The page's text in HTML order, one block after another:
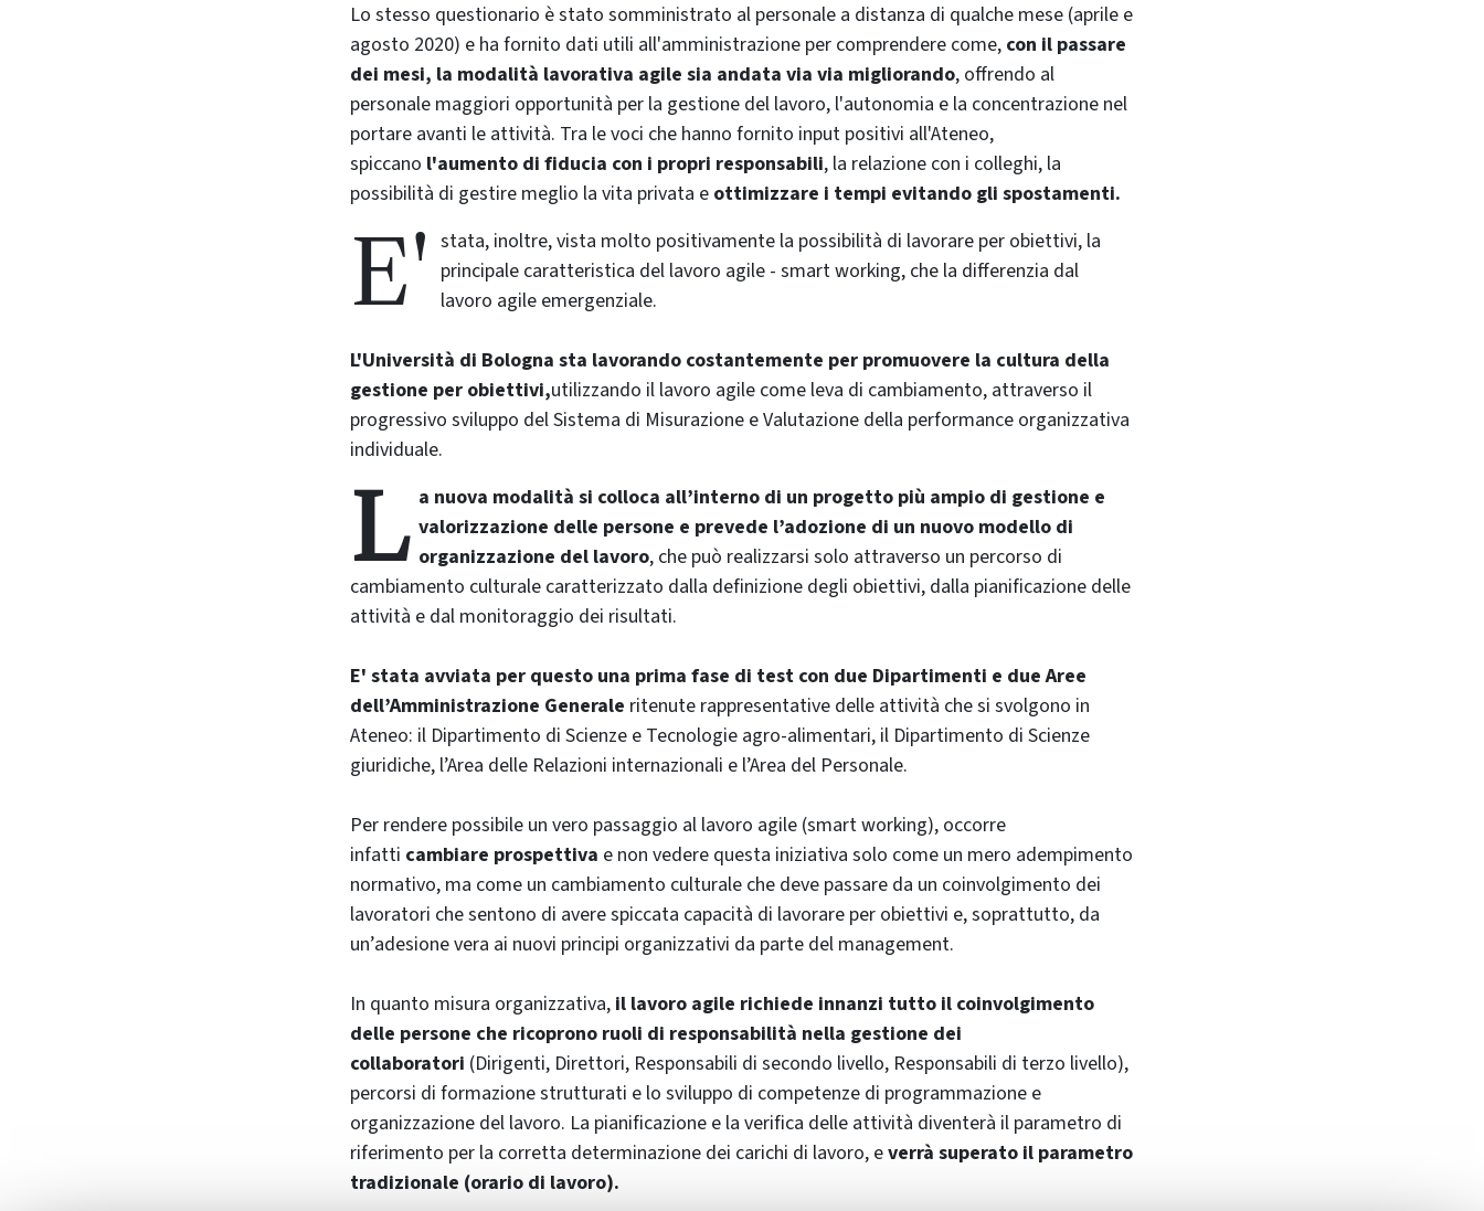
Lo stesso questionario è stato somministrato al personale a distanza di qualche mese (aprile e
agosto 2020) e ha fornito dati utili all'amministrazione per comprendere come, con il passare
dei mesi, la modalità lavorativa agile sia andata via via migliorando, offrendo al
personale maggiori opportunità per la gestione del lavoro, l'autonomia e la concentrazione nel
portare avanti le attività. Tra le voci che hanno fornito input positivi all'Ateneo,
spiccano l'aumento di fiducia con i propri responsabili, la relazione con i colleghi, la
possibilità di gestire meglio la vita privata e ottimizzare i tempi evitando gli spostamenti.
E' stata, inoltre, vista molto positivamente la possibilità di lavorare per obiettivi, la
principale caratteristica del lavoro agile - smart working, che la differenzia dal
lavoro agile emergenziale.
L'Università di Bologna sta lavorando costantemente per promuovere la cultura della
gestione per obiettivi,utilizzando il lavoro agile come leva di cambiamento, attraverso il
progressivo sviluppo del Sistema di Misurazione e Valutazione della performance organizzativa
individuale.
L a nuova modalità si colloca all’interno di un progetto più ampio di gestione e
valorizzazione delle persone e prevede l’adozione di un nuovo modello di
organizzazione del lavoro, che può realizzarsi solo attraverso un percorso di
cambiamento culturale caratterizzato dalla definizione degli obiettivi, dalla pianificazione delle
attività e dal monitoraggio dei risultati.
E' stata avviata per questo una prima fase di test con due Dipartimenti e due Aree
dell’Amministrazione Generale ritenute rappresentative delle attività che si svolgono in
Ateneo: il Dipartimento di Scienze e Tecnologie agro-alimentari, il Dipartimento di Scienze
giuridiche, l’Area delle Relazioni internazionali e l’Area del Personale.
Per rendere possibile un vero passaggio al lavoro agile (smart working), occorre
infatti cambiare prospettiva e non vedere questa iniziativa solo come un mero adempimento
normativo, ma come un cambiamento culturale che deve passare da un coinvolgimento dei
lavoratori che sentono di avere spiccata capacità di lavorare per obiettivi e, soprattutto, da
un’adesione vera ai nuovi principi organizzativi da parte del management.
In quanto misura organizzativa, il lavoro agile richiede innanzi tutto il coinvolgimento
delle persone che ricoprono ruoli di responsabilità nella gestione dei
collaboratori (Dirigenti, Direttori, Responsabili di secondo livello, Responsabili di terzo livello),
percorsi di formazione strutturati e lo sviluppo di competenze di programmazione e
organizzazione del lavoro. La pianificazione e la verifica delle attività diventerà il parametro di
riferimento per la corretta determinazione dei carichi di lavoro, everrà superato il parametro
tradizionale (orario di lavoro).